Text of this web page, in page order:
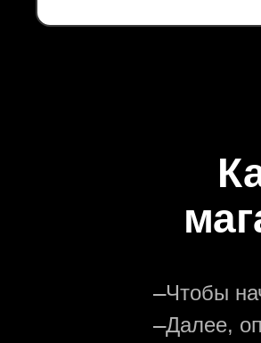
—Чтобы
—Далее,